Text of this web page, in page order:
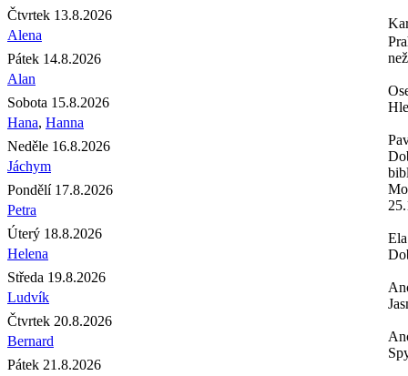
Čtvrtek 13.8.2026
Alena
Pátek 14.8.2026
Alan
Sobota 15.8.2026
Hana, Hanna
Neděle 16.8.2026
Jáchym
Pondělí 17.8.2026
Petra
Úterý 18.8.2026
Helena
Středa 19.8.2026
Ludvík
Čtvrtek 20.8.2026
Bernard
Pátek 21.8.2026
Ela